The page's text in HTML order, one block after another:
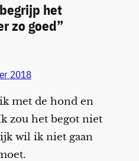
het
zo goed”
2018
met de hond en
zou het begot niet
wil ik niet gaan